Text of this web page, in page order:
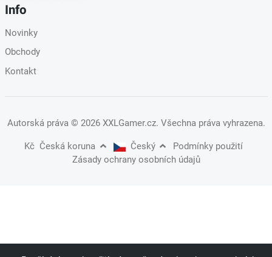
Info
Novinky
Obchody
Kontakt
Autorská práva © 2026 XXLGamer.cz. Všechna práva vyhrazena.
Kč Česká koruna Český
Podmínky použití
Zásady ochrany osobních údajů